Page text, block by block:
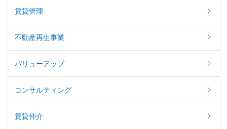
賃貸管理
不動産再生事業
バリューアップ
コンサルティング
賃貸仲介